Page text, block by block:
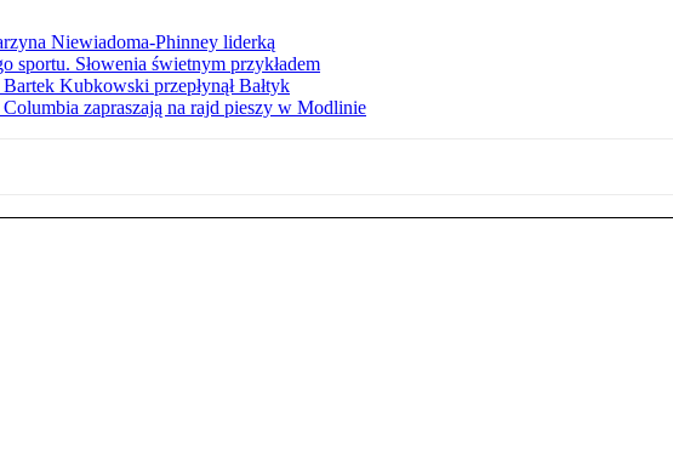
Niewiadoma-Phinney liderką
sportu. Słowenia świetnym przykładem
Kubkowski przepłynął Bałtyk
zapraszają na rajd pieszy w Modlinie